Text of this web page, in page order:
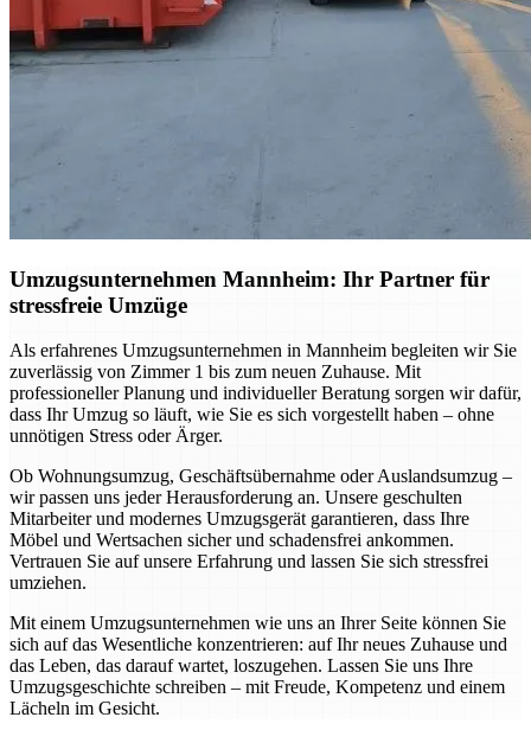
Umzugsunternehmen Mannheim: Ihr Partner für
stressfreie Umzüge
Als erfahrenes Umzugsunternehmen in Mannheim begleiten wir Sie
zuverlässig von Zimmer 1 bis zum neuen Zuhause. Mit
professioneller Planung und individueller Beratung sorgen wir dafür,
dass Ihr Umzug so läuft, wie Sie es sich vorgestellt haben – ohne
unnötigen Stress oder Ärger.
Ob Wohnungsumzug, Geschäftsübernahme oder Auslandsumzug –
wir passen uns jeder Herausforderung an. Unsere geschulten
Mitarbeiter und modernes Umzugsgerät garantieren, dass Ihre
Möbel und Wertsachen sicher und schadensfrei ankommen.
Vertrauen Sie auf unsere Erfahrung und lassen Sie sich stressfrei
umziehen.
Mit einem Umzugsunternehmen wie uns an Ihrer Seite können Sie
sich auf das Wesentliche konzentrieren: auf Ihr neues Zuhause und
das Leben, das darauf wartet, loszugehen. Lassen Sie uns Ihre
Umzugsgeschichte schreiben – mit Freude, Kompetenz und einem
Lächeln im Gesicht.